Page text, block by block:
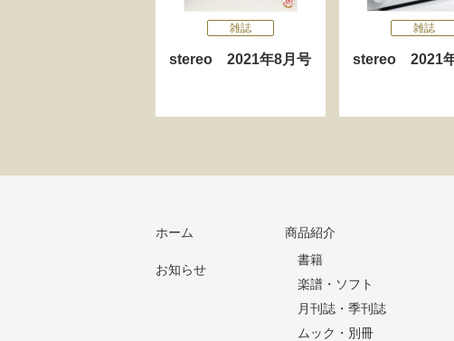
雑誌
stereo 2021年8月号
雑誌
stereo 2021
ホーム
お知らせ
商品紹介
書籍
楽譜・ソフト
月刊誌・季刊誌
ムック・別冊